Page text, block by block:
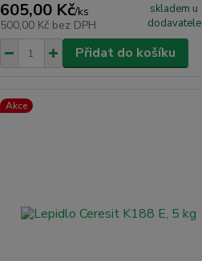
605,00 Kč/ks
500,00 Kč bez DPH
skladem u
dodavatele
Přidat do košíku
Akce